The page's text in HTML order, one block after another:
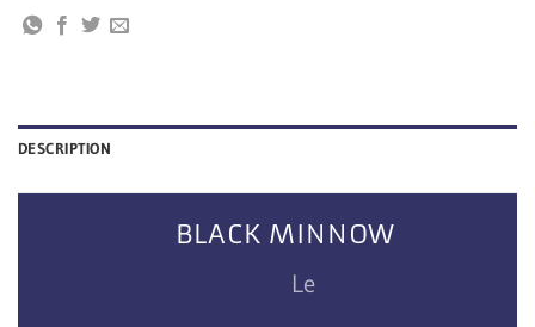
DESCRIPTION
BLACK MINNOW
Le